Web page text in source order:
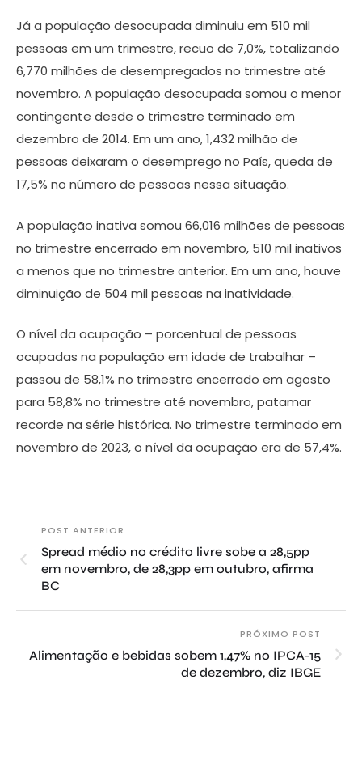
Já a população desocupada diminuiu em 510 mil
pessoas em um trimestre, recuo de 7,0%, totalizando
6,770 milhões de desempregados no trimestre até
novembro. A população desocupada somou o menor
contingente desde o trimestre terminado em
dezembro de 2014. Em um ano, 1,432 milhão de
pessoas deixaram o desemprego no País, queda de
17,5% no número de pessoas nessa situação.
A população inativa somou 66,016 milhões de pessoas
no trimestre encerrado em novembro, 510 mil inativos
a menos que no trimestre anterior. Em um ano, houve
diminuição de 504 mil pessoas na inatividade.
O nível da ocupação – porcentual de pessoas
ocupadas na população em idade de trabalhar –
passou de 58,1% no trimestre encerrado em agosto
para 58,8% no trimestre até novembro, patamar
recorde na série histórica. No trimestre terminado em
novembro de 2023, o nível da ocupação era de 57,4%.
POST ANTERIOR
Spread médio no crédito livre sobe a 28,5pp
em novembro, de 28,3pp em outubro, afirma
BC
PRÓXIMO POST
Alimentação e bebidas sobem 1,47% no IPCA-15
de dezembro, diz IBGE